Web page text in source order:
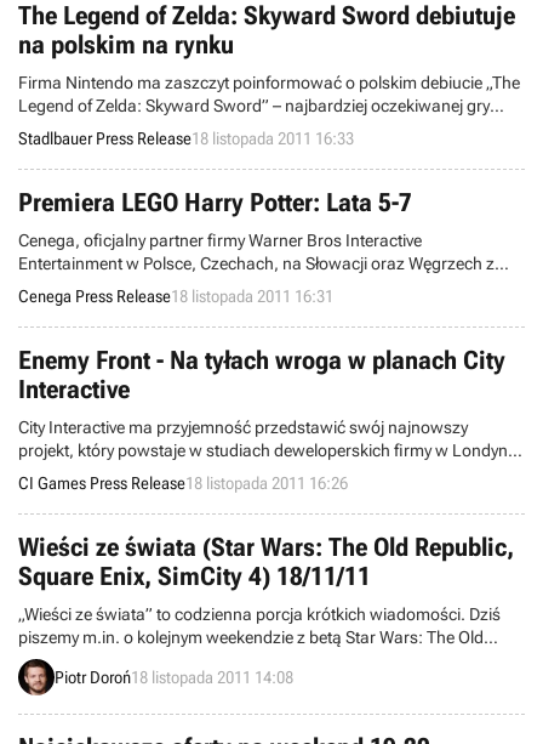
The Legend of Zelda: Skyward Sword debiutuje
na polskim na rynku
Firma Nintendo ma zaszczyt poinformować o polskim debiucie „The
Legend of Zelda: Skyward Sword” – najbardziej oczekiwanej gry
tego roku na konsolę Nintendo Wii! Dowiedz się jak powstawała
legenda, grając w produkcję będącą fundamentem dla wydarzeń
opowiedzianych w doskonałej „The Legend of Zelda: Ocarina of
Time”. Świętuj z Nintendo 25-lecie serii „The Legend of Zelda”!
Stadlbauer Press Release18 listopada 2011 16:33
Premiera LEGO Harry Potter: Lata 5-7
Cenega, oficjalny partner firmy Warner Bros Interactive
Entertainment w Polsce, Czechach, na Słowacji oraz Węgrzech z
przyjemnością informuje, że dziś ma miejsce premiera gry LEGO
Harry Potter: Lata 5-7.
Cenega Press Release18 listopada 2011 16:31
Enemy Front - Na tyłach wroga w planach City
Interactive
City Interactive ma przyjemność przedstawić swój najnowszy
projekt, który powstaje w studiach deweloperskich firmy w Londynie
i Rzeszowie. Głównym designerem nowej gry jest szeroko znany w
branży Stuart Black, odpowiedzialny m.in. za kultową strzelaninę
Black. Znany deweloper dołączył do zespołu City Interactive już kilka
miesięcy temu i od tej pory trwają prace nad Enemy Front.
CI Games Press Release18 listopada 2011 16:26
Wieści ze świata (Star Wars: The Old Republic,
Square Enix, SimCity 4) 18/11/11
„Wieści ze świata” to codzienna porcja krótkich wiadomości. Dziś
piszemy m.in. o kolejnym weekendzie z betą Star Wars: The Old
Republic, przejęciach w branży, a także pozyskaniu przez Square
Enix licencji na Unreal Engine 3.
Piotr Doroń18 listopada 2011 14:08